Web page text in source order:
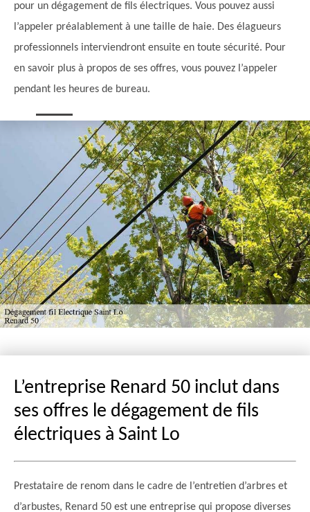
pour un dégagement de fils électriques. Vous pouvez aussi
l’appeler préalablement à une taille de haie. Des élagueurs
professionnels interviendront ensuite en toute sécurité. Pour
en savoir plus à propos de ses offres, vous pouvez l’appeler
pendant les heures de bureau.
L’entreprise Renard 50 inclut dans
ses offres le dégagement de fils
électriques à Saint Lo
Prestataire de renom dans le cadre de l’entretien d’arbres et
d’arbustes, Renard 50 est une entreprise qui propose diverses